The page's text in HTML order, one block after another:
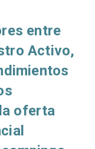
entre
Activo,
oferta